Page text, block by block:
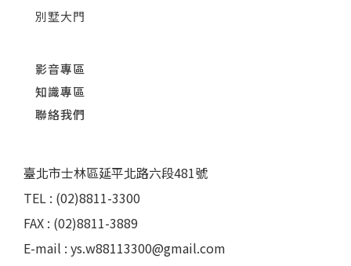
別墅大門
影音專區
知識專區
聯絡我們
臺北市士林區延平北路六段481號
TEL : (02)8811-3300
FAX : (02)8811-3889
E-mail : ys.w88113300@gmail.com